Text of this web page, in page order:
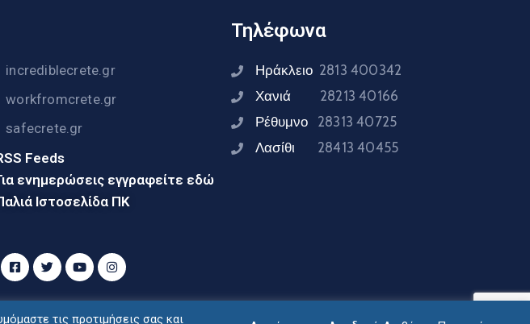
incrediblecrete.gr
workfromcrete.gr
safecrete.gr
Feeds
ενημερώσεις εγγραφείτε εδώ
Ιστοσελίδα ΠΚ
Τηλέφωνα
Ηράκλειο 2813 400342
Χανιά 28213 40166
Ρέθυμνο 28313 40725
Λασίθι 28413 40455
τις προτιμήσεις σας και